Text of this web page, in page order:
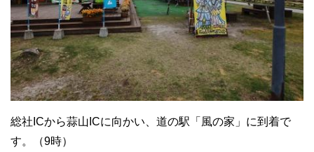
総社ICから蒜山ICに向かい、道の駅「風の家」に到着で
す。（9時）